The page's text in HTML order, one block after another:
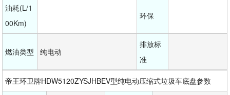
油耗(L/1
00Km)
环保
燃油类型 纯电动
排放标
准
帝王环卫牌HDW5120ZYSJHBEV型纯电动压缩式垃圾车底盘参数